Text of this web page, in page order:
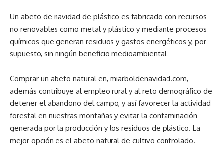
Un abeto de navidad de plástico es fabricado con recursos
no renovables como metal y plástico y mediante procesos
químicos que generan residuos y gastos energéticos y, por
supuesto, sin ningún beneficio medioambiental,
Comprar un abeto natural en, miarboldenavidad.com,
además contribuye al empleo rural y al reto demográfico de
detener el abandono del campo, y así favorecer la actividad
forestal en nuestras montañas y evitar la contaminación
generada por la producción y los residuos de plástico. La
mejor opción es el abeto natural de cultivo controlado.